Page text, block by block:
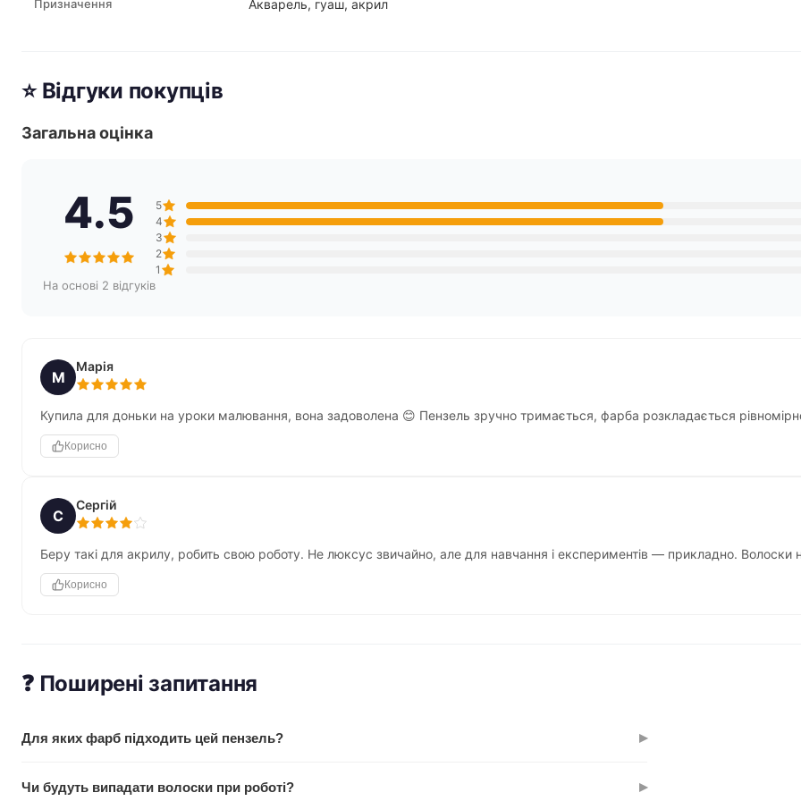
Призначення Акварель, гуаш, акрил
⭐ Відгуки покупців
Загальна оцінка
4.5
На основі 2 відгуків
5
4
3
2
1
М
Марія
Купила для доньки на уроки малювання, вона задоволена 😊 Пензель зручно тримається, фарба розкладається
Корисно
С
Сергій
Беру такі для акрилу, робить свою роботу. Не люксус звичайно, але для навчання і експериментів — прикладно. Волоски
Корисно
❓ Поширені запитання
Для яких фарб підходить цей пензель? ▸
Для олійного живопису також підійде, але волоски могли б бути трошки жорсткішими.
Чи будуть випадати волоски при роботі? ▸